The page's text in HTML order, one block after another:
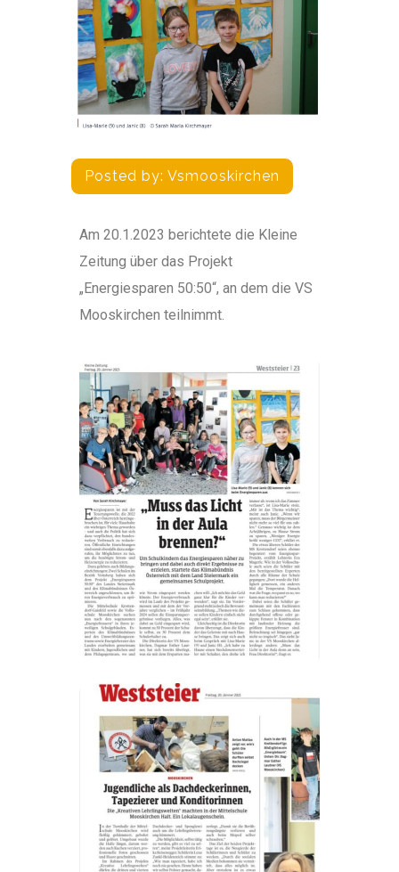
Posted by: Vsmooskirchen
Am 20.1.2023 berichtete die Kleine
Zeitung über das Projekt
„Energiesparen 50:50“, an dem die VS
Mooskirchen teilnimmt.